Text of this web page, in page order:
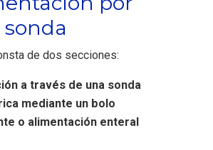
sonda
de dos secciones:
a través de una sonda
mediante un bolo
o alimentación enteral